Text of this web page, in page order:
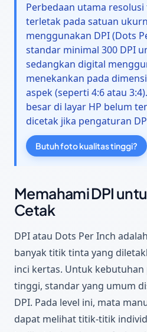
Perbedaan utama
terletak pada satuan
menggunakan DPI (Dots
standar minimal 300 DPI
sedangkan digital
menekankan pada
aspek (seperti 4:6 atau
besar di layar HP belum
dicetak jika pengaturan
Butuh foto kualitas tinggi?
Memahami DPI
Cetak
DPI atau Dots Per Inch
banyak titik tinta yang
inci kertas. Untuk
tinggi, standar yang umum
DPI. Pada level ini, mata
dapat melihat titik-titik